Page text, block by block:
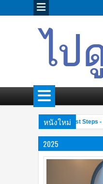
หนังใหม่
The Fantastic Four: First Steps -
ยอดนักสืบจิ๋วโคนันเดอะมูฟวี่ 26 มฤ
2025